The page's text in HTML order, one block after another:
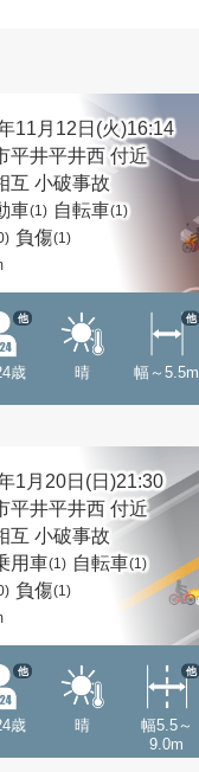
11月12日(火)16:14
平井平井西 付近
互 小破事故
車(1) 自転車(1)
負傷(1)
歳
他
晴 幅～5.5m
他
1月20日(日)21:30
平井平井西 付近
互 小破事故
用車(1) 自転車(1)
負傷(1)
歳
他
晴
幅5.5～
9.0m
他